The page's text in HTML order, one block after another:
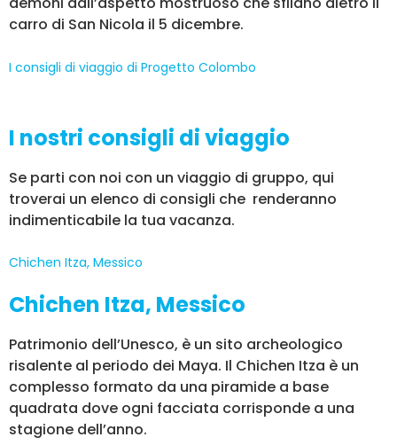
carro di San Nicola il 5 dicembre.
I consigli di viaggio di Progetto Colombo
I nostri consigli di viaggio
Se parti con noi con un viaggio di gruppo, qui
troverai un elenco di consigli che renderanno
indimenticabile la tua vacanza.
Chichen Itza, Messico
Chichen Itza, Messico
Patrimonio dell’Unesco, è un sito archeologico
risalente al periodo dei Maya. Il Chichen Itza è un
complesso formato da una piramide a base
quadrata dove ogni facciata corrisponde a una
stagione dell’anno.